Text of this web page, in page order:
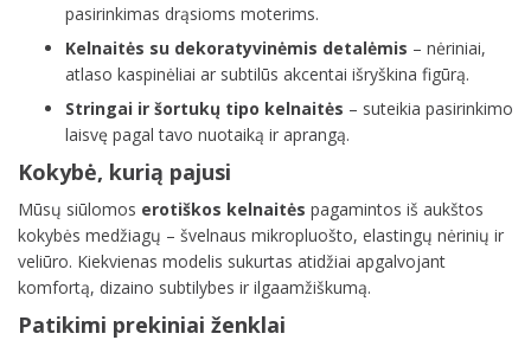
pasirinkimas drąsioms moterims.
Kelnaitės su dekoratyvinėmis detalėmis – nėriniai,
atlaso kaspinėliai ar subtilūs akcentai išryškina figūrą.
Stringai ir šortukų tipo kelnaitės – suteikia pasirinkimo
laisvę pagal tavo nuotaiką ir aprangą.
Kokybė, kurią pajusi
Mūsų siūlomos erotiškos kelnaitės pagamintos iš aukštos
kokybės medžiagų – švelnaus mikropluošto, elastingų nėrinių ir
veliūro. Kiekvienas modelis sukurtas atidžiai apgalvojant
komfortą, dizaino subtilybes ir ilgaamžiškumą.
Patikimi prekiniai ženklai